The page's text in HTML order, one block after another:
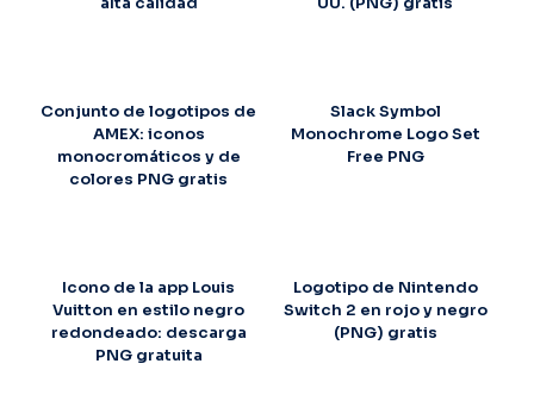
Conjunto de logotipos de
AMEX: iconos
monocromáticos y de
colores PNG gratis
Slack Symbol
Monochrome Logo Set
Free PNG
Icono de la app Louis
Vuitton en estilo negro
redondeado: descarga
PNG gratuita
Logotipo de Nintendo
Switch 2 en rojo y negro
(PNG) gratis